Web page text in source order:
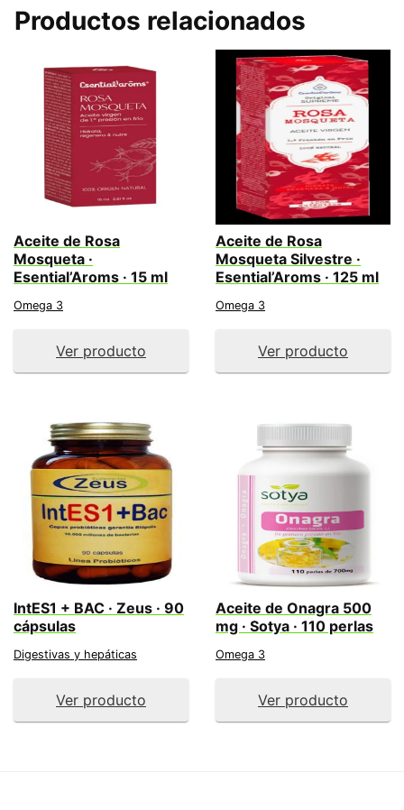
Productos relacionados
Aceite de Rosa
Mosqueta ·
Esential’Aroms · 15 ml
Omega 3
Ver producto
Aceite de Rosa
Mosqueta Silvestre ·
Esential’Aroms · 125 ml
Omega 3
Ver producto
IntES1 + BAC · Zeus · 90
cápsulas
Digestivas y hepáticas
Ver producto
Aceite de Onagra 500
mg · Sotya · 110 perlas
Omega 3
Ver producto